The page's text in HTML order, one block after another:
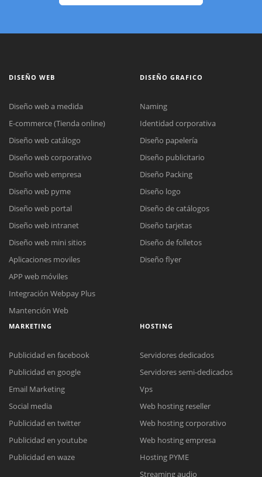
Reunión online
Nuestros ejecutivos le enviarán un correo electrónico con el enlace a
Meet para la reunión online.
Cotización
Complete el formulario y nos contactaremos a la brevedad.
Chat Online
Todos nuestros ejecutivos están fuera de línea. Complete el formulario
para enviarnos un correo electrónico con sus datos personales.
DISEÑO WEB
Diseño web a medida
E-commerce (Tienda online)
Diseño web catálogo
Diseño web corporativo
Diseño web empresa
Diseño web pyme
Diseño web portal
Diseño web intranet
Diseño web mini sitios
Aplicaciones moviles
APP web móviles
Integración Webpay Plus
Mantención Web
DISEÑO GRAFICO
Naming
Identidad corporativa
Diseño papelería
Diseño publicitario
Diseño Packing
Diseño logo
Diseño de catálogos
Diseño tarjetas
Diseño de folletos
Diseño flyer
MARKETING
Publicidad en facebook
Publicidad en google
Email Marketing
Social media
Publicidad en twitter
Publicidad en youtube
Publicidad en waze
HOSTING
Servidores dedicados
Servidores semi-dedicados
Vps
Web hosting reseller
Web hosting corporativo
Web hosting empresa
Hosting PYME
Streaming audio